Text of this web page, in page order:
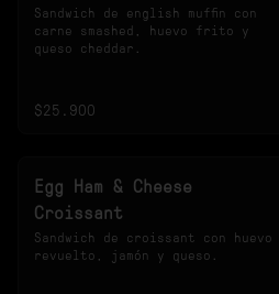
Sandwich de english muffin con
carne smashed, huevo frito y
queso cheddar.
$25.900
Egg Ham & Cheese
Croissant
Sandwich de croissant con huevo
revuelto, jamón y queso.